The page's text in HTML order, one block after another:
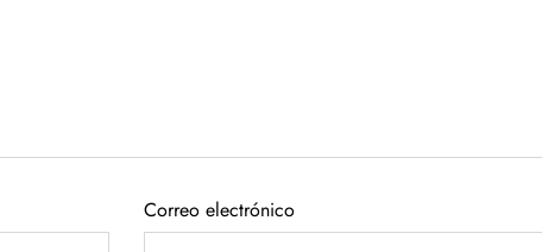
Correo electrónico